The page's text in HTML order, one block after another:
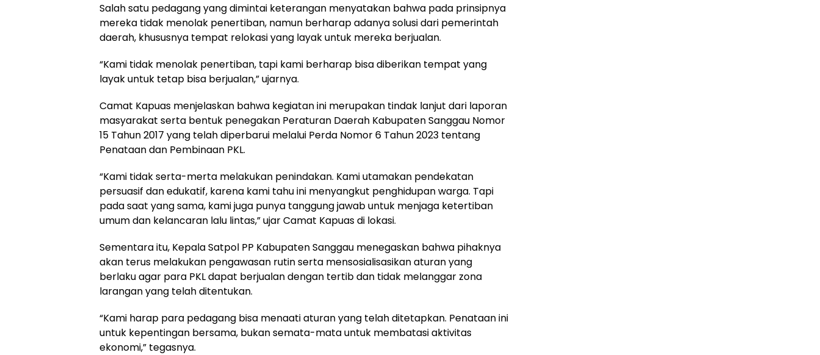
Salah satu pedagang yang dimintai keterangan menyatakan bahwa pada prinsipnya
mereka tidak menolak penertiban, namun berharap adanya solusi dari pemerintah
daerah, khususnya tempat relokasi yang layak untuk mereka berjualan.
“Kami tidak menolak penertiban, tapi kami berharap bisa diberikan tempat yang
layak untuk tetap bisa berjualan,” ujarnya.
Camat Kapuas menjelaskan bahwa kegiatan ini merupakan tindak lanjut dari laporan
masyarakat serta bentuk penegakan Peraturan Daerah Kabupaten Sanggau Nomor
15 Tahun 2017 yang telah diperbarui melalui Perda Nomor 6 Tahun 2023 tentang
Penataan dan Pembinaan PKL.
“Kami tidak serta-merta melakukan penindakan. Kami utamakan pendekatan
persuasif dan edukatif, karena kami tahu ini menyangkut penghidupan warga. Tapi
pada saat yang sama, kami juga punya tanggung jawab untuk menjaga ketertiban
umum dan kelancaran lalu lintas,” ujar Camat Kapuas di lokasi.
Sementara itu, Kepala Satpol PP Kabupaten Sanggau menegaskan bahwa pihaknya
akan terus melakukan pengawasan rutin serta mensosialisasikan aturan yang
berlaku agar para PKL dapat berjualan dengan tertib dan tidak melanggar zona
larangan yang telah ditentukan.
“Kami harap para pedagang bisa menaati aturan yang telah ditetapkan. Penataan ini
untuk kepentingan bersama, bukan semata-mata untuk membatasi aktivitas
ekonomi,” tegasnya.